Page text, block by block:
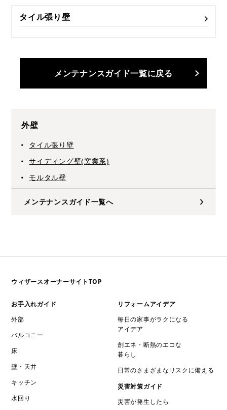
タイル張り壁
メンテナンスガイド一覧に戻る
外壁
タイル張り壁
サイディング壁(窯業系)
モルタル壁
メンテナンスガイド一覧へ
ウィザースオーナーサイトTOP
お手入れガイド
外部
バルコニー
床
壁・天井
キッチン
水回り
リフォームアイデア
毎日の家事がラクになる
アイデア
創エネ・断熱のエコな
暮らし
日常のさまざまなリスクに備える
災害対策ガイド
災害が発生したら